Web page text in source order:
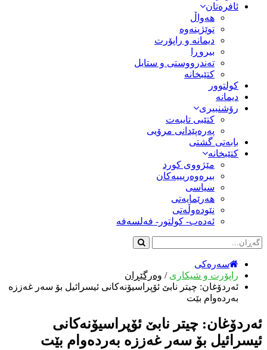
ئافرەتان
هەواڵ
توێژینەوە
دیمانە و راپۆرت
بیروڕا
تەندرووستی و ستایل
کتێبخانە
کولتوور
دیمانە
رۆشنبیری
کتێبی تایبەت
پەرەپێدانی مرۆیی
بابەتی گشتی
کتێبخانە
مێژووى کورد
بیرەوەریییەکان
سیاسى
هەرێمایەتی
نێودەوڵەتی
ئەدەب- کولتور- فەلسەفە
سەرەکی
راپۆرت و شیکاری / وەرگێڕان
ئەردۆغان: چیتر نابێ ئۆپراسیۆنەكانی ئیسرائیل بۆ سەر غەززە
بەردەوام بێت
ئەردۆغان: چیتر نابێ ئۆپراسیۆنەكانی
ئیسرائیل بۆ سەر غەززە بەردەوام بێت